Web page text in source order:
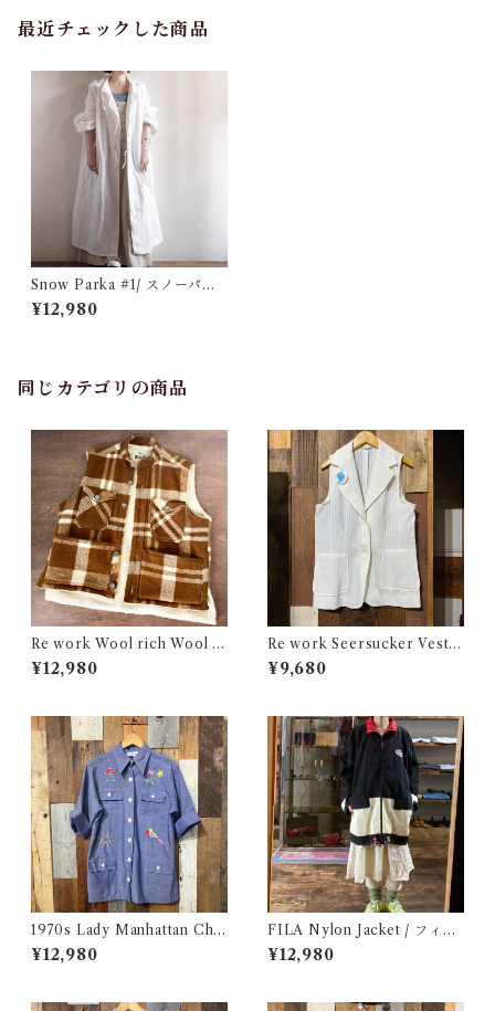
最近チェックした商品
Snow Parka #1/ スノーパー
カー
¥12,980
同じカテゴリの商品
Re work Wool rich Wool B
oa Vest / リワーク ウールリ
ッチ ウール ボア ベスト 古着
¥12,980
Re work Seersucker Vest /
リワーク シアサッカー ベスト
古着
¥9,680
1970s Lady Manhattan Cha
mbray Shirt Jacket / 70年代
レディー マンハッタン シャツ
¥12,980
FILA Nylon Jacket / フィラ
ナイロン ジャケット 古着
¥12,980